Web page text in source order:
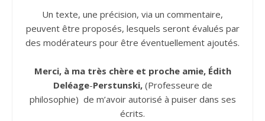
Un texte, une précision, via un commentaire,
peuvent être proposés, lesquels seront évalués par
des modérateurs pour être éventuellement ajoutés.
Merci, à ma très chère et proche amie, Édith
Deléage-Perstunski,(Professeure de
philosophie) de m’avoir autorisé à puiser dans ses
écrits.